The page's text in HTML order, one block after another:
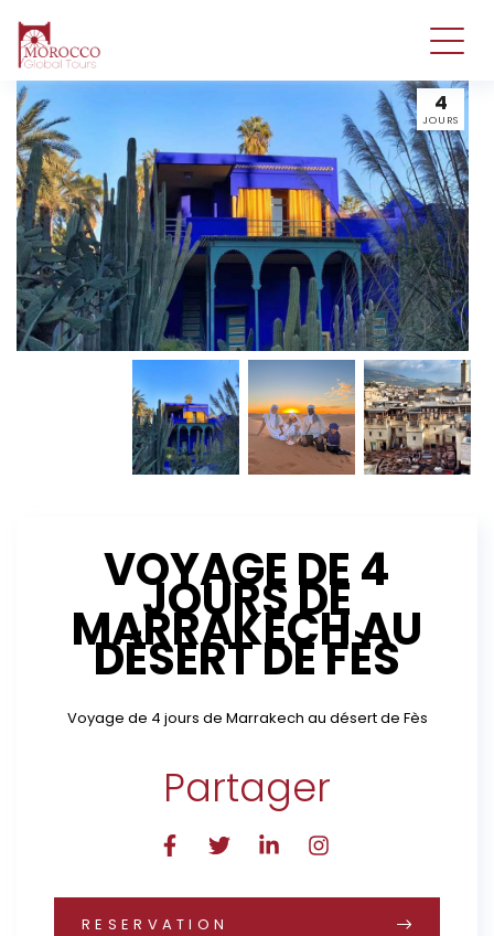
4
JOURS
VOYAGE DE 4
JOURS DE
MARRAKECH AU
DÉSERT DE FÈS
Voyage de 4 jours de Marrakech au désert de Fès
Partager
RESERVATION